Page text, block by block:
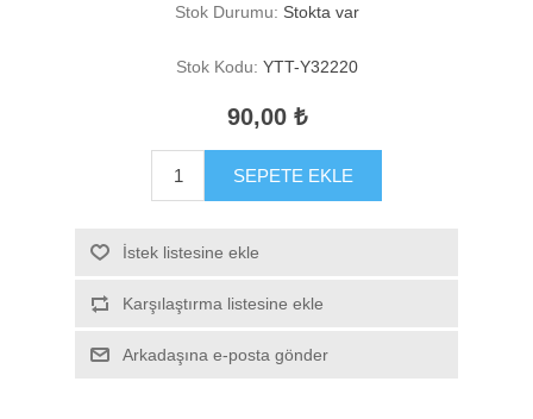
Stok Durumu: Stokta var
Stok Kodu: YTT-Y32220
90,00 ₺
SEPETE EKLE
İstek listesine ekle
Karşılaştırma listesine ekle
Arkadaşına e-posta gönder